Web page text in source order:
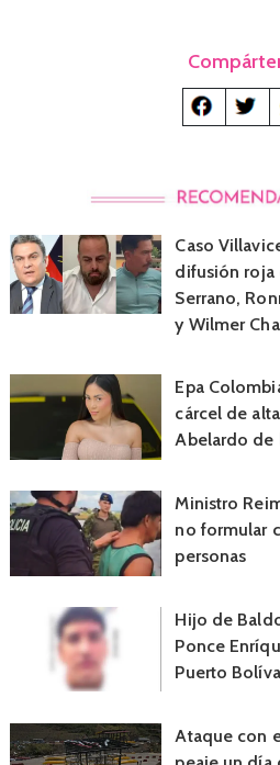
Caso
difusión roja
Serrano,
y Wilmer
Epa
cárcel de
Abelardo de
Ministro
no formular
personas
Hijo de
Ponce
Puerto
Ataque con